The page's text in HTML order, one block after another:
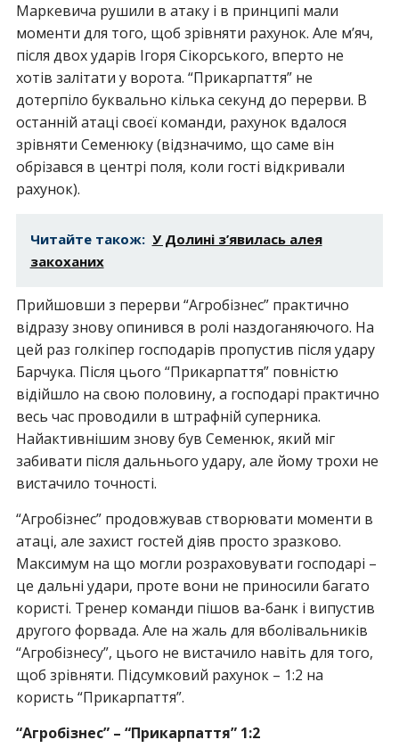
Маркевича рушили в атаку і в принципі мали
моменти для того, щоб зрівняти рахунок. Але м’яч,
після двох ударів Ігоря Сікорського, вперто не
хотів залітати у ворота. “Прикарпаття” не
дотерпіло буквально кілька секунд до перерви. В
останній атаці своєї команди, рахунок вдалося
зрівняти Семенюку (відзначимо, що саме він
обрізався в центрі поля, коли гості відкривали
рахунок).
Читайте також: У Долині з’явилась алея
закоханих
Прийшовши з перерви “Агробізнес” практично
відразу знову опинився в ролі наздоганяючого. На
цей раз голкіпер господарів пропустив після удару
Барчука. Після цього “Прикарпаття” повністю
відійшло на свою половину, а господарі практично
весь час проводили в штрафній суперника.
Найактивнішим знову був Семенюк, який міг
забивати після дальнього удару, але йому трохи не
вистачило точності.
“Агробізнес” продовжував створювати моменти в
атаці, але захист гостей діяв просто зразково.
Максимум на що могли розраховувати господарі –
це дальні удари, проте вони не приносили багато
користі. Тренер команди пішов ва-банк і випустив
другого форвада. Але на жаль для вболівальників
“Агробізнесу”, цього не вистачило навіть для того,
щоб зрівняти. Підсумковий рахунок – 1:2 на
користь “Прикарпаття”.
“Агробізнес” – “Прикарпаття” 1:2